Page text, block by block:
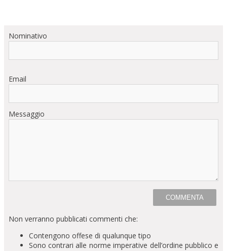
Nominativo
Email
Messaggio
Non verranno pubblicati commenti che:
Contengono offese di qualunque tipo
Sono contrari alle norme imperative dell’ordine pubblico e